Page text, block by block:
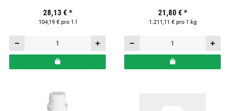
28,13 € *
104,19 € pro 1 l
21,80 € *
1.211,11 € pro 1 kg